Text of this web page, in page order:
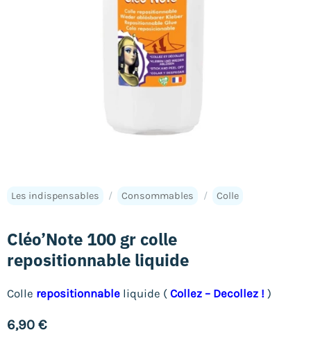
Les indispensables / Consommables / Colle
Cléo’Note 100 gr colle
repositionnable liquide
Colle repositionnableliquide ( Collez – Decollez ! )
6,90 €